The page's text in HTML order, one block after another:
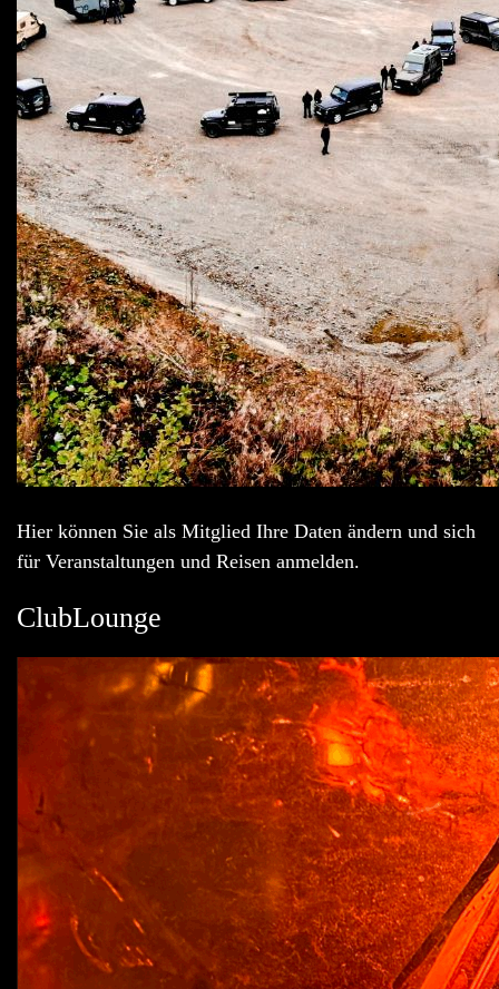
Hier können Sie als Mitglied Ihre Daten ändern und sich
für Veranstaltungen und Reisen anmelden.
ClubLounge